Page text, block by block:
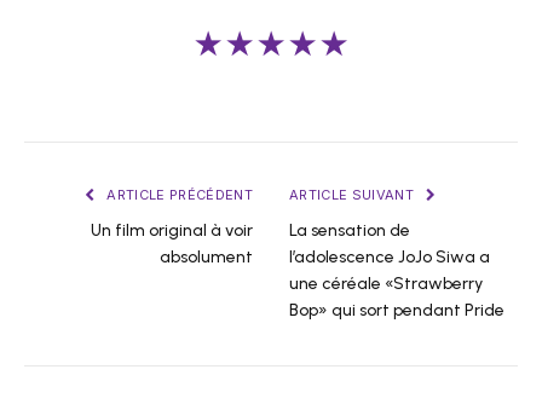
★★★★★
ARTICLE PRÉCÉDENT
Un film original à voir
absolument
ARTICLE SUIVANT
La sensation de
l’adolescence JoJo Siwa a
une céréale «Strawberry
Bop» qui sort pendant Pride